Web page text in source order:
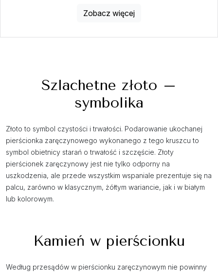
Zobacz więcej
Szlachetne złoto –
symbolika
Złoto to symbol czystości i trwałości. Podarowanie ukochanej
pierścionka zaręczynowego wykonanego z tego kruszcu to
symbol obietnicy starań o trwałość i szczęście. Złoty
pierścionek zaręczynowy jest nie tylko odporny na
uszkodzenia, ale przede wszystkim wspaniale prezentuje się na
palcu, zarówno w klasycznym, żółtym wariancie, jak i w białym
lub kolorowym.
Kamień w pierścionku
Według przesądów w pierścionku zaręczynowym nie powinny